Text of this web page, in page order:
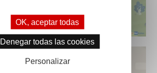
OK, aceptar todas
Denegar todas las cookies
Personalizar